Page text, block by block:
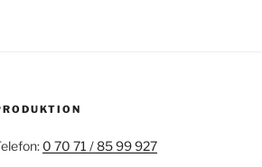
0 70 71 / 85 99 927